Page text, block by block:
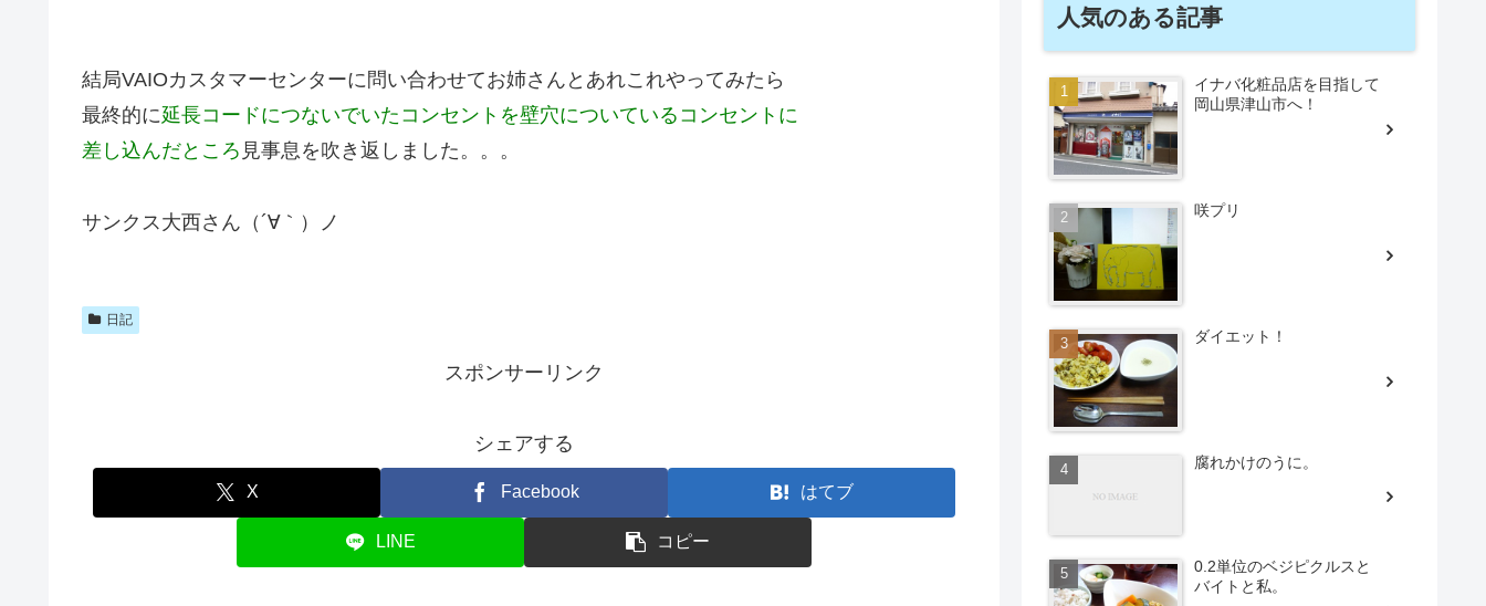
結局VAIOカスタマーセンターに問い合わせてお姉さんとあれこれやってみたら
最終的に延長コードにつないでいたコンセントを壁穴についているコンセントに
差し込んだところ 見事息を吹き返しました。。。
サンクス大西さん（´∀｀）ノ
日記
スポンサーリンク
シェアする
X Facebook はてブ
LINE コピー
人気のある記事
イナバ化粧品店を目指して
岡山県津山市へ！
咲プリ
ダイエット！
腐れかけのうに。
0.2単位のベジピクルスと
バイトと私。